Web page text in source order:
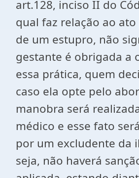
art.128, inciso II do
qual faz relação ao
de um estupro, não
gestante é obrigada a
essa prática, quem
caso ela opte pelo
manobra será
médico e esse fato
por um excludente da
seja, não haverá